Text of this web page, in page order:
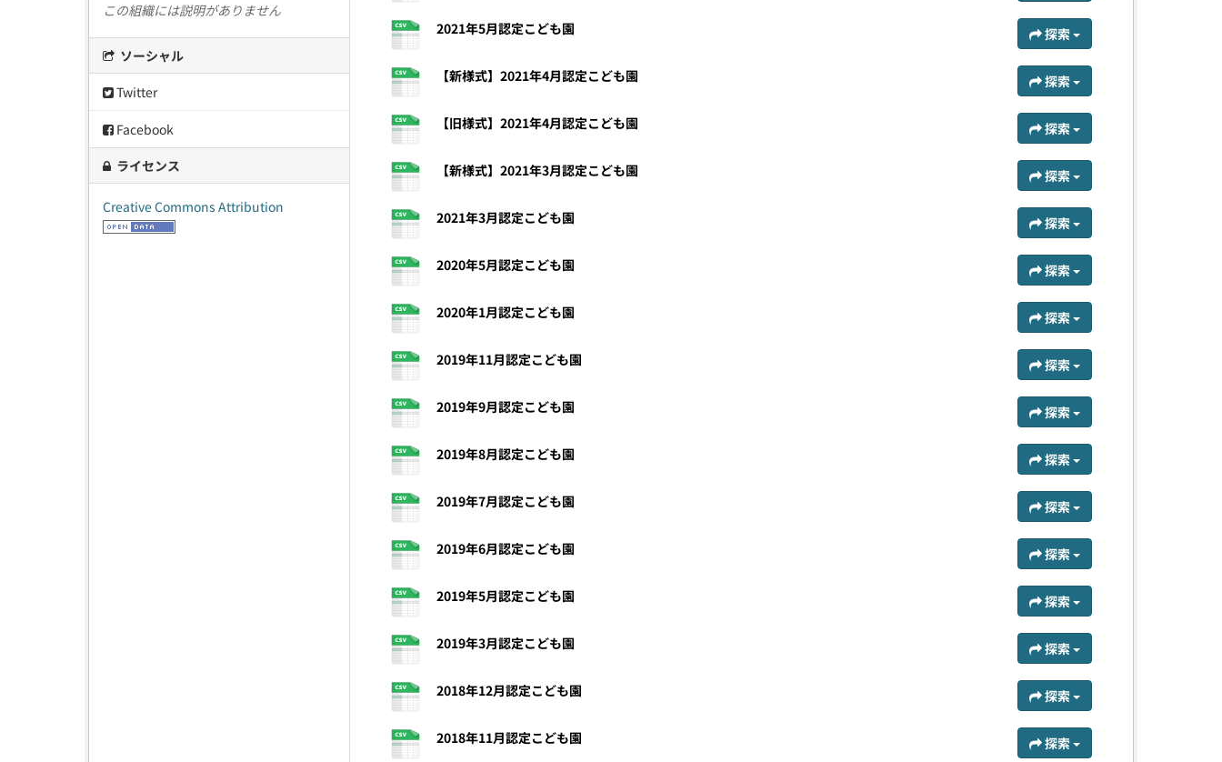
この組織には説明がありません
ソーシャル
Twitter
Facebook
ライセンス
Creative Commons Attribution
2021年5月認定こども園 探索
【新様式】2021年4月認定こども園 探索
【旧様式】2021年4月認定こども園 探索
【新様式】2021年3月認定こども園 探索
2021年3月認定こども園 探索
2020年5月認定こども園 探索
2020年1月認定こども園 探索
2019年11月認定こども園 探索
2019年9月認定こども園 探索
2019年8月認定こども園 探索
2019年7月認定こども園 探索
2019年6月認定こども園 探索
2019年5月認定こども園 探索
2019年3月認定こども園 探索
2018年12月認定こども園 探索
2018年11月認定こども園 探索